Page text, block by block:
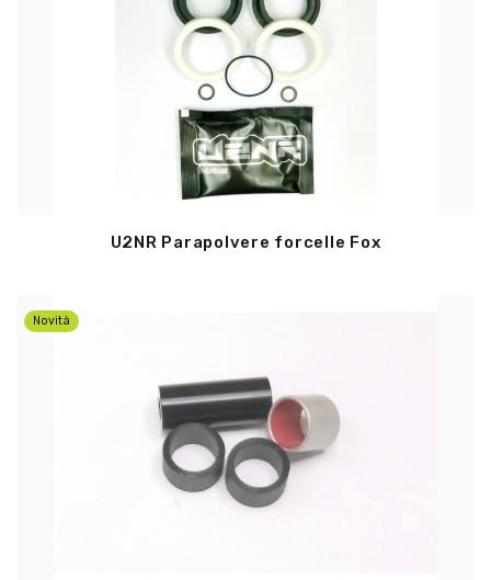
U2NR Parapolvere forcelle Fox
Novità